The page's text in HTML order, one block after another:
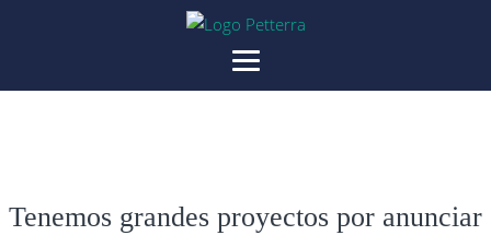
Tenemos grandes proyectos por anunciar